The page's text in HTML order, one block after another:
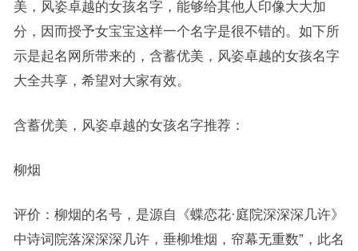
美，风姿卓越的女孩名字，能够给其他人印像大大加
分，因而授予女宝宝这样一个名字是很不错的。如下所
示是起名网所带来的，含蓄优美，风姿卓越的女孩名字
大全共享，希望对大家有效。
含蓄优美，风姿卓越的女孩名字推荐：
柳烟
评价：柳烟的名号，是源自《蝶恋花·庭院深深深几许》
中诗词院落深深深几许，垂柳堆烟，帘幕无重数”，此名